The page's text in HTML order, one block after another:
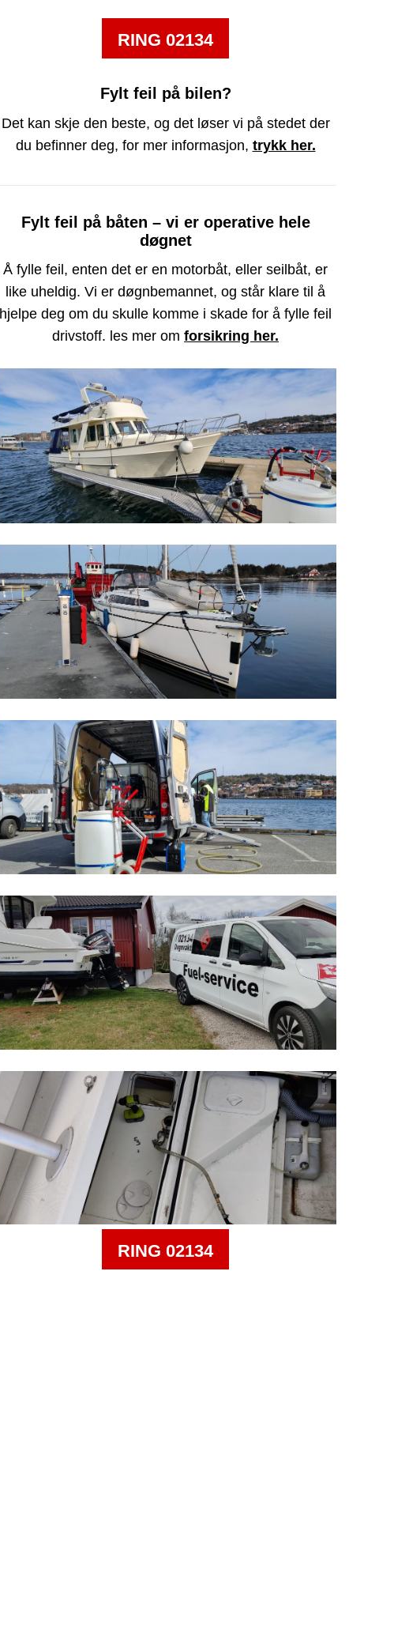
RING 02134
Fylt feil på bilen?
Det kan skje den beste, og det løser vi på stedet der
du befinner deg, for mer informasjon, trykk her.
Fylt feil på båten – vi er operative hele
døgnet
Å fylle feil, enten det er en motorbåt, eller seilbåt, er
like uheldig. Vi er døgnbemannet, og står klare til å
hjelpe deg om du skulle komme i skade for å fylle feil
drivstoff. les mer om forsikring her.
RING 02134